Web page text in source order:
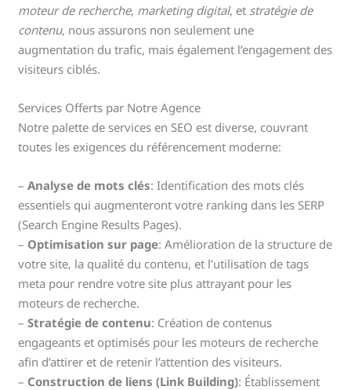
moteur de recherche, marketing digital, et stratégie de
contenu, nous assurons non seulement une
augmentation du trafic, mais également l’engagement des
visiteurs ciblés.
Services Offerts par Notre Agence
Notre palette de services en SEO est diverse, couvrant
toutes les exigences du référencement moderne:
–Analyse de mots clés: Identification des mots clés
essentiels qui augmenteront votre ranking dans les SERP
(Search Engine Results Pages).
– Optimisation sur page: Amélioration de la structure de
votre site, la qualité du contenu, et l’utilisation de tags
meta pour rendre votre site plus attrayant pour les
moteurs de recherche.
–Stratégie de contenu: Création de contenus
engageants et optimisés pour les moteurs de recherche
afin d’attirer et de retenir l’attention des visiteurs.
– Construction de liens (Link Building): Établissement